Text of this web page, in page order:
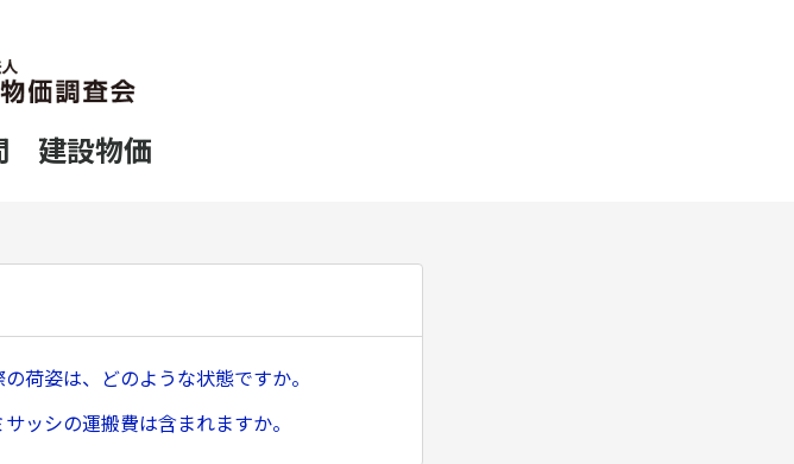
建設物価
荷姿は、どのような状態ですか。
ッシの運搬費は含まれますか。